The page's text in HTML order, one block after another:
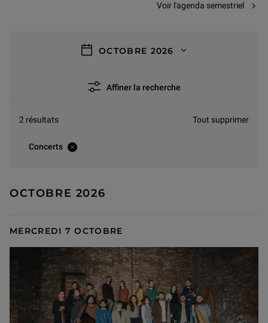
Voir l'agenda semestriel
OCTOBRE 2026
Affiner la recherche
2 résultats Tout supprimer
Concerts
OCTOBRE 2026
MERCREDI 7 OCTOBRE